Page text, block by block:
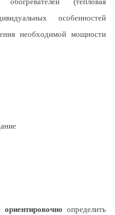
особенностей
необходимой мощности
ориентировочноопределить